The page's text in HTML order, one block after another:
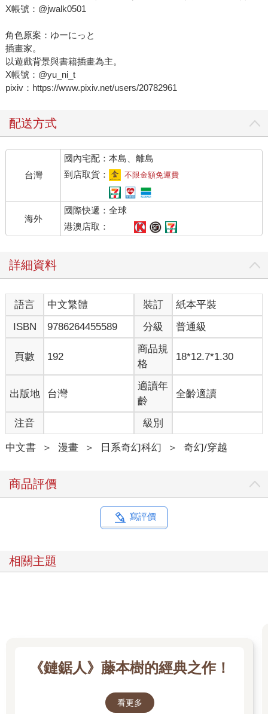
X帳號：@jwalk0501
角色原案：ゆーにっと
插畫家。
以遊戲背景與書籍插畫為主。
X帳號：@yu_ni_t
pixiv：https://www.pixiv.net/users/20782961
配送方式
台灣
國內宅配：本島、離島
到店取貨：
不限金額免運費
海外
國際快遞：全球
港澳店取：
詳細資料
語言 中文繁體 裝訂
紙本平裝
ISBN
9786264455589 分級 普通級
頁數 192
商品規
格
18*12.7*1.30
出版地 台灣
適讀年
齡
全齡適讀
注音 級別
中文書 ＞ 漫畫 ＞ 日系奇幻科幻 ＞ 奇幻/穿越
商品評價
寫評價
相關主題
《鏈鋸人》藤本樹的經典之作！
看更多